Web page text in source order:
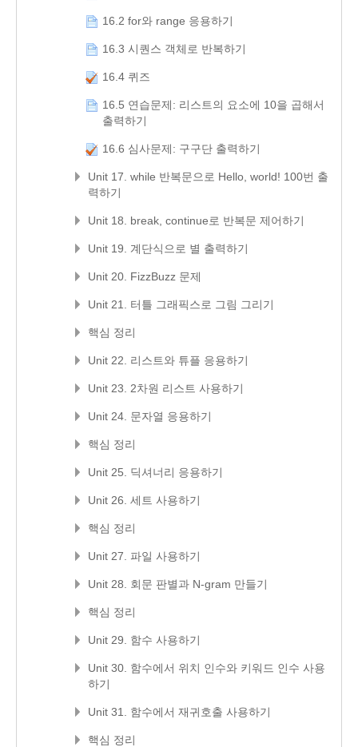
16.2 for와 range 응용하기
16.3 시퀀스 객체로 반복하기
16.4 퀴즈
16.5 연습문제: 리스트의 요소에 10을 곱해서
출력하기
16.6 심사문제: 구구단 출력하기
Unit 17. while 반복문으로 Hello, world! 100번 출
력하기
Unit 18. break, continue로 반복문 제어하기
Unit 19. 계단식으로 별 출력하기
Unit 20. FizzBuzz 문제
Unit 21. 터틀 그래픽스로 그림 그리기
핵심 정리
Unit 22. 리스트와 튜플 응용하기
Unit 23. 2차원 리스트 사용하기
Unit 24. 문자열 응용하기
핵심 정리
Unit 25. 딕셔너리 응용하기
Unit 26. 세트 사용하기
핵심 정리
Unit 27. 파일 사용하기
Unit 28. 회문 판별과 N-gram 만들기
핵심 정리
Unit 29. 함수 사용하기
Unit 30. 함수에서 위치 인수와 키워드 인수 사용
하기
Unit 31. 함수에서 재귀호출 사용하기
핵심 정리